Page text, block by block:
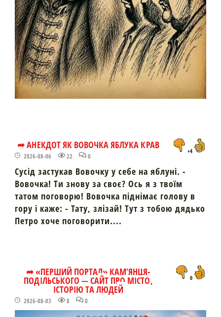
➦ АНЕКДОТ ЯК ВОВОЧКА ЯБЛУКА КРАВ
2026-08-06 22 0
+4
Сусід застукав Вовочку у себе на яблуні. -
Вовочка! Ти знову за своє? Ось я з твоїм
татом поговорю! Вовочка піднімає голову в
гору і каже: - Тату, злізай! Тут з тобою дядько
Петро хоче поговорити....
➦ «ПЕРШИЙ ПОРТАЛ» КАМ’ЯНЦЯ-
ПОДІЛЬСЬКОГО — САЙТ ПРО МІСТО,
ІСТОРІЮ ТА ЛЮДЕЙ
2026-08-03 8 0
0